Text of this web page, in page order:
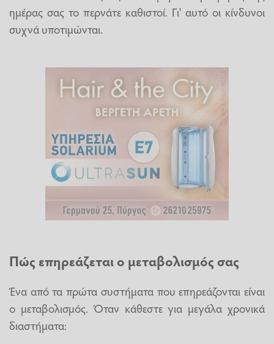
ημέρας σας το περνάτε καθιστοί. Γι' αυτό οι κίνδυνοι
συχνά υποτιμώνται.
Πώς επηρεάζεται ο μεταβολισμός σας
Ένα από τα πρώτα συστήματα που επηρεάζονται είναι
ο μεταβολισμός. Όταν κάθεστε για μεγάλα χρονικά
διαστήματα: